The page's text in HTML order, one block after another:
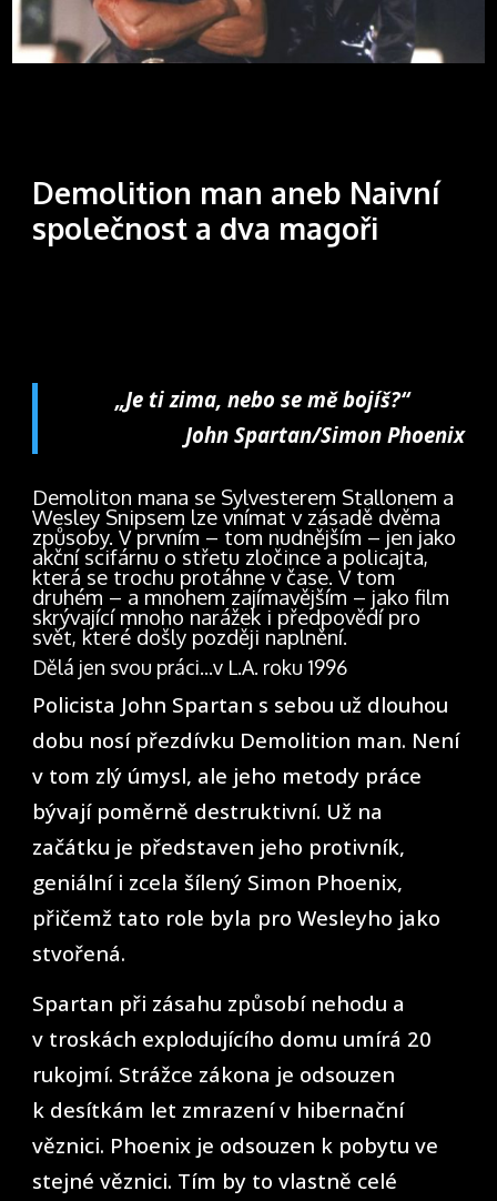
Demolition man aneb Naivní
společnost a dva magoři
„Je ti zima, nebo se mě bojíš?“
John Spartan/Simon Phoenix
Demoliton mana se Sylvesterem Stallonem a
Wesley Snipsem lze vnímat v zásadě dvěma
způsoby. V prvním – tom nudnějším – jen jako
akční scifárnu o střetu zločince a policajta,
která se trochu protáhne v čase. V tom
druhém – a mnohem zajímavějším – jako film
skrývající mnoho narážek i předpovědí pro
svět, které došly později naplnění.
Dělá jen svou práci…v L.A. roku 1996
Policista John Spartan s sebou už dlouhou
dobu nosí přezdívku Demolition man. Není
v tom zlý úmysl, ale jeho metody práce
bývají poměrně destruktivní. Už na
začátku je představen jeho protivník,
geniální i zcela šílený Simon Phoenix,
přičemž tato role byla pro Wesleyho jako
stvořená.
Spartan při zásahu způsobí nehodu a
v troskách explodujícího domu umírá 20
rukojmí. Strážce zákona je odsouzen
k desítkám let zmrazení v hibernační
věznici. Phoenix je odsouzen k pobytu ve
stejné věznici. Tím by to vlastně celé